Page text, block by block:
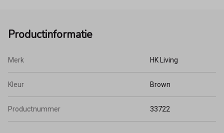
Productinformatie
Merk HK Living
Kleur Brown
Productnummer 33722